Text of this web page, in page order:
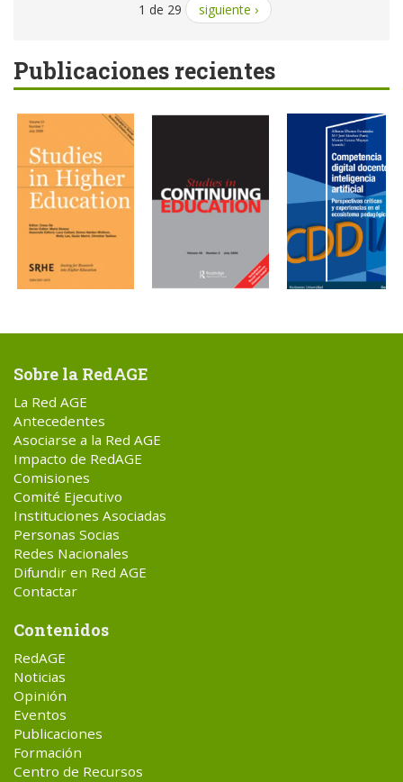
1 de 29 siguiente ›
Publicaciones recientes
Sobre la RedAGE
La Red AGE
Antecedentes
Asociarse a la Red AGE
Impacto de RedAGE
Comisiones
Comité Ejecutivo
Instituciones Asociadas
Personas Socias
Redes Nacionales
Difundir en Red AGE
Contactar
Contenidos
RedAGE
Noticias
Opinión
Eventos
Publicaciones
Formación
Centro de Recursos